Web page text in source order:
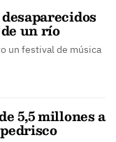
un río
un festival de música
5,5 millones a